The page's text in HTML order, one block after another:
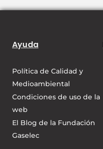
Ayuda
Política de Calidad y
Medioambiental
Condiciones de uso de la
web
El Blog de la Fundación
Gaselec